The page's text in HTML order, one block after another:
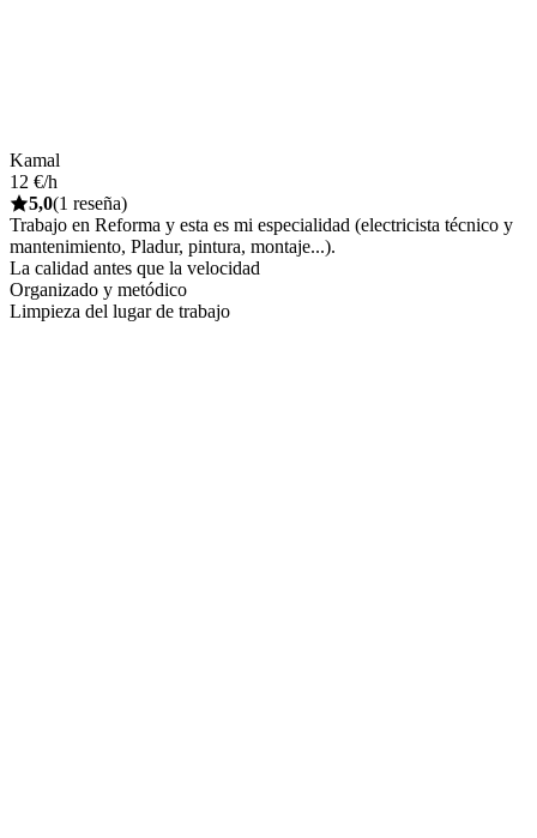
Kamal
12 €/h
5,0(1 reseña)
Trabajo en Reforma y esta es mi especialidad (electricista técnico y
mantenimiento, Pladur, pintura, montaje...).
La calidad antes que la velocidad
Organizado y metódico
Limpieza del lugar de trabajo